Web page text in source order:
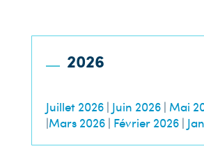
2026
Juillet 2026| Juin 2026| Mai
|Mars 2026| Février 2026|